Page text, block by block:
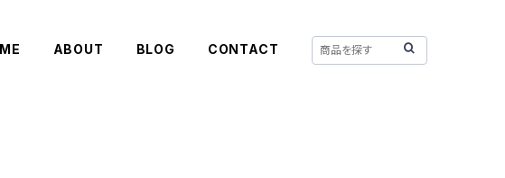
ABOUT BLOG CONTACT